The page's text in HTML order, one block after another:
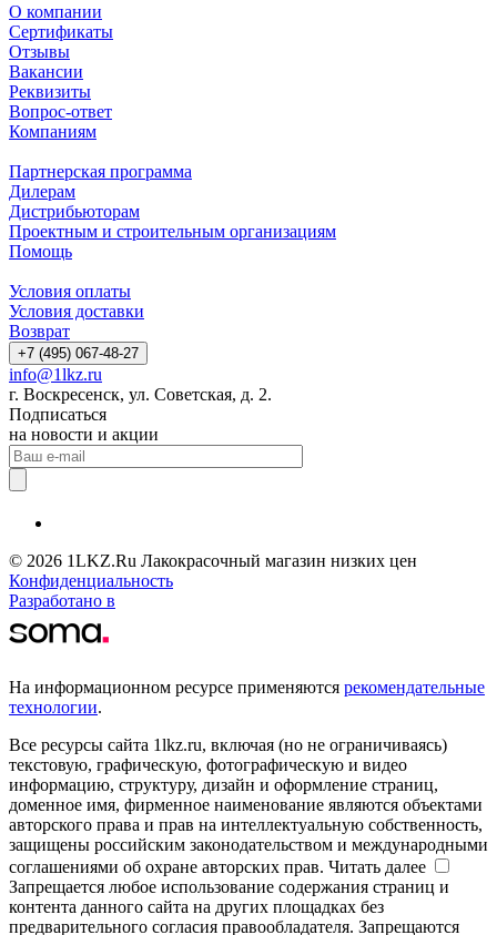
О компании
Сертификаты
Отзывы
Вакансии
Реквизиты
Вопрос-ответ
Компаниям
Партнерская программа
Дилерам
Дистрибьюторам
Проектным и строительным организациям
Помощь
Условия оплаты
Условия доставки
Возврат
+7 (495) 067-48-27
info@1lkz.ru
г. Воскресенск, ул. Советская, д. 2.
Подписаться
на новости и акции
© 2026 1LKZ.Ru Лакокрасочный магазин низких цен
Конфиденциальность
Разработано в
На информационном ресурсе применяются рекомендательные
технологии.
Все ресурсы сайта 1lkz.ru, включая (но не ограничиваясь)
текстовую, графическую, фотографическую и видео
информацию, структуру, дизайн и оформление страниц,
доменное имя, фирменное наименование являются объектами
авторского права и прав на интеллектуальную собственность,
защищены российским законодательством и международными
соглашениями об охране авторских прав. Читать далее
Запрещается любое использование содержания страниц и
контента данного сайта на других площадках без
предварительного согласия правообладателя. Запрещаются